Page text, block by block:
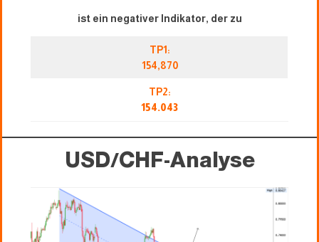
ist ein negativer Indikator, der zu
TP1:
154,870
TP2:
154.043
USD/CHF-Analyse